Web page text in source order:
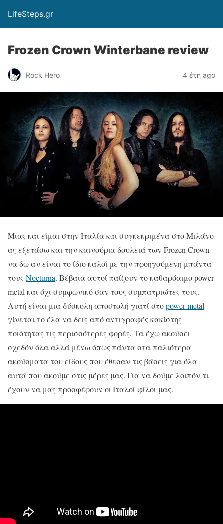
LifeSteps.gr
Frozen Crown Winterbane review
Rock Hero 4 έτη ago
Μιας και είμαι στην Ιταλία και συγκεκριμένα στο Μιλάνο
ας εξετάσω και την καινούρια δουλειά των Frozen Crown
να δω αν είναι το ίδιο καλοί με την προηγούμενη μπάντα
τους Nocturna. Βέβαια αυτοί παίζουν το καθαρόαιμο power
metal και όχι συμφωνικό σαν τους συμπατριώτες τους.
Αυτή είναι μια δύσκολη αποστολή γιατί στοpower metal
γίνεται το έλα να δεις από αντιγραφές κακίστης
ποιότητας τις περισσότερες φορές. Τα έχω ακούσει
σχεδόν όλα αλλά μένω όπως πάντα στα παλιότερα
ακούσματα του είδους που έθεσαν τις βάσεις για όλα
αυτά που ακούμε στις μέρες μας. Για να δούμε λοιπόν τι
έχουν να μας προσφέρουν οι Ιταλοί φίλοι μας.